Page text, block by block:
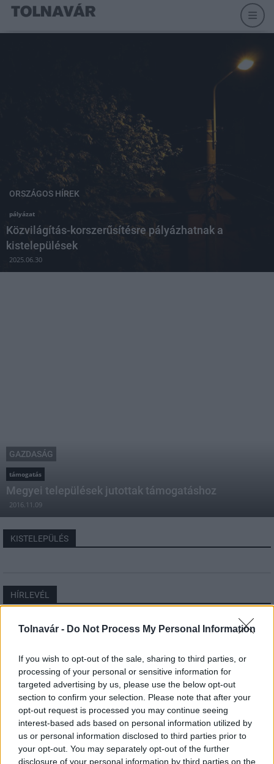
Tolnavár - Do Not Process My Personal Information
If you wish to opt-out of the sale, sharing to third parties, or
processing of your personal or sensitive information for
targeted advertising by us, please use the below opt-out
section to confirm your selection. Please note that after your
opt-out request is processed you may continue seeing
interest-based ads based on personal information utilized by
us or personal information disclosed to third parties prior to
your opt-out. You may separately opt-out of the further
disclosure of your personal information by third parties on the
ORSZÁGOS HÍREK
pályázat
Közvilágítás-korszerűsítésre pályázhatnak a
kistelepülések
2025.06.30
GAZDASÁG
támogatás
Megyei települések jutottak támogatáshoz
2016.11.09
KISTELEPÜLÉS
HÍRLEVÉL
Név
E-mail cím
Feliratkozom a hírlevélre és elfogadom azadatvédelmi
szabályzatot!
FELIRATKOZÁS